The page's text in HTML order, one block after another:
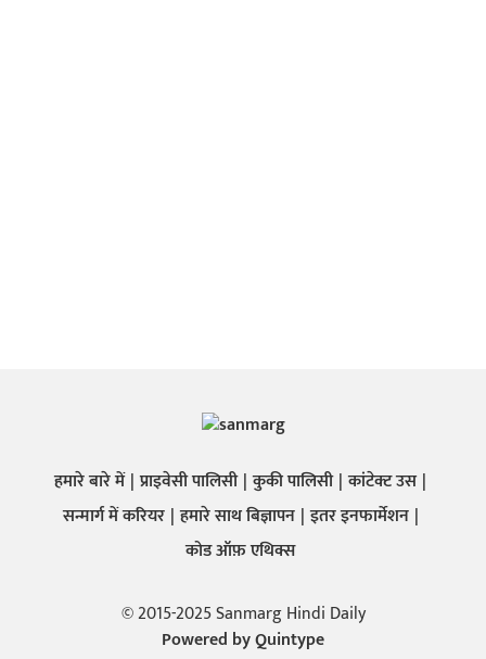
हमारे बारे में प्राइवेसी पालिसी कुकी पालिसी कांटेक्ट उस
सन्मार्ग में करियर हमारे साथ बिज्ञापन इतर इनफार्मेशन
कोड ऑफ़ एथिक्स
© 2015-2025 Sanmarg Hindi Daily
Powered byQuintype